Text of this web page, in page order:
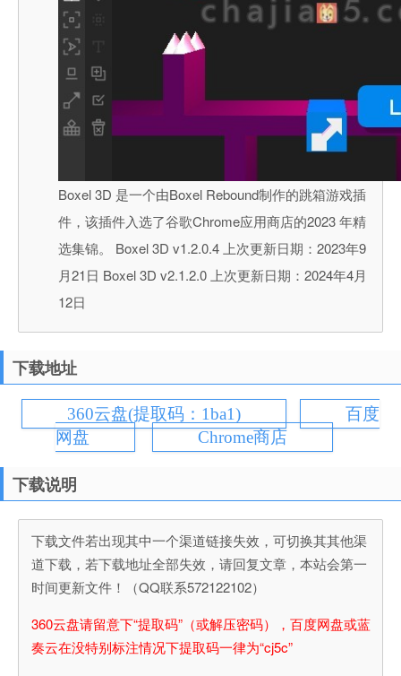
Boxel 3D 是一个由Boxel Rebound制作的跳箱游戏插
件，该插件入选了谷歌Chrome应用商店的2023 年精
选集锦。 Boxel 3D v1.2.0.4 上次更新日期：2023年9
月21日 Boxel 3D v2.1.2.0 上次更新日期：2024年4月
12日
下载地址
360云盘(提取码：1ba1)
百度
网盘
Chrome商店
下载说明
下载文件若出现其中一个渠道链接失效，可切换其其他渠
道下载，若下载地址全部失效，请回复文章，本站会第一
时间更新文件！（QQ联系572122102）
360云盘请留意下“提取码”（或解压密码），百度网盘或蓝
奏云在没特别标注情况下提取码一律为“cj5c”